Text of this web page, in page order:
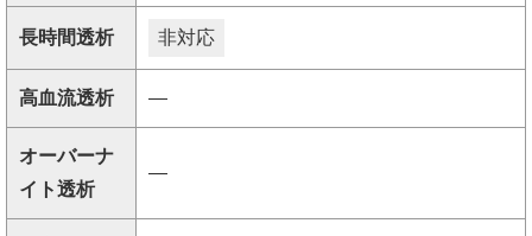
長時間透析 非対応
高血流透析 ―
オーバーナ
イト透析
―